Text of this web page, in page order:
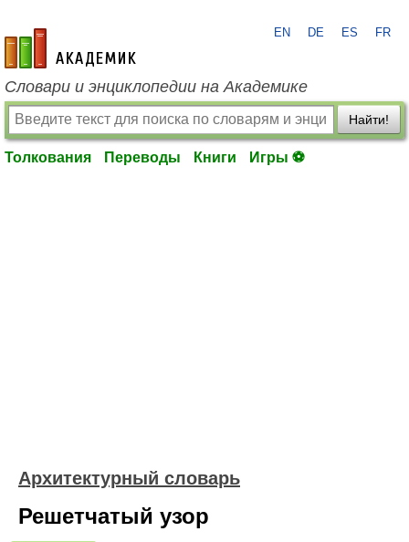
academic.ru
EN DE ES FR
Словари и энциклопедии на Академике
Найти!
Толкования Переводы Книги Игры ⚽
Архитектурный словарь
Решетчатый узор